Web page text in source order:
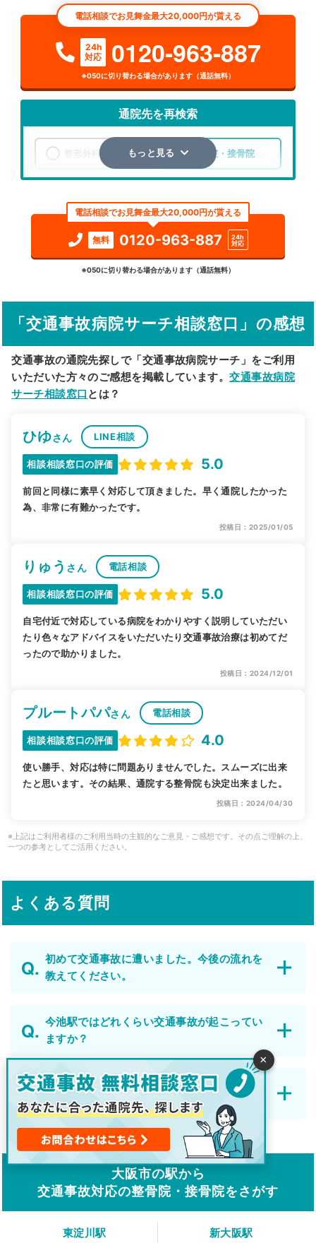
電話相談でお見舞金最大20,000円が貰える
24h
対応
0120-963-887
※050に切り替わる場合があります（通話無料）
通院先を再検索
整形外科 整骨院・接骨院
検索する
詳細条件で絞り込む
駅から探す 院名から探す
もっと見る
電話相談でお見舞金最大20,000円が貰える
無料 0120-963-887
24h
対応
※050に切り替わる場合があります（通話無料）
「交通事故病院サーチ相談窓口」の感想
交通事故の通院先探しで「交通事故病院サーチ」をご利用
いただいた方々のご感想を掲載しています。交通事故病院
サーチ相談窓口 とは？
ひゆさん LINE相談
相談相談窓口の評価 5.0
前回と同様に素早く対応して頂きました。早く通院したかった
為、非常に有難かったです。
投稿日：2025/01/05
りゅう さん 電話相談
相談相談窓口の評価 5.0
自宅付近で対応している病院をわかりやすく説明していただい
たり色々なアドバイスをいただいたり交通事故治療は初めてだ
ったので助かりました。
投稿日：2024/12/01
プルートパパさん 電話相談
相談相談窓口の評価 4.0
使い勝手、対応は特に問題ありませんでした。スムーズに出来
たと思います。その結果、通院する整骨院も決定出来ました。
投稿日：2024/04/30
※上記はご利用者様のご利用当時の主観的なご意見・ご感想です。その点ご理解の上、
一つの参考としてご活用ください。
よくある質問
初めて交通事故に遭いました。今後の流れを
教えてください。
今池駅ではどれくらい交通事故が起こってい
ますか？
整形外科と整骨院・接骨院は、併用して通院
できますか？
大阪市の駅から
交通事故対応の整骨院・接骨院をさがす
東淀川駅 新大阪駅
×